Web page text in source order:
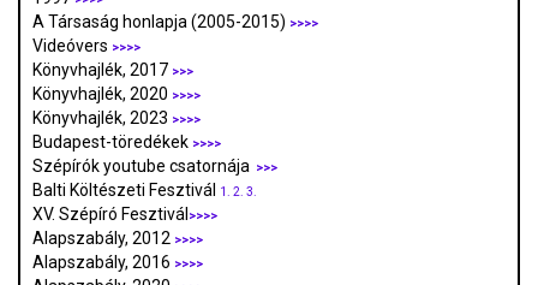
A Társaság honlapja (2005-2015) >>>>
Videóvers >>>>
Könyvhajlék, 2017 >>>
Könyvhajlék, 2020 >>>>
Könyvhajlék, 2023 >>>>
Budapest-töredékek >>>>
Szépírók youtube csatornája >>>
Balti Költészeti Fesztivál 1. 2. 3.
XV. Szépíró Fesztivál >>>>
Alapszabály, 2012 >>>>
Alapszabály, 2016 >>>>